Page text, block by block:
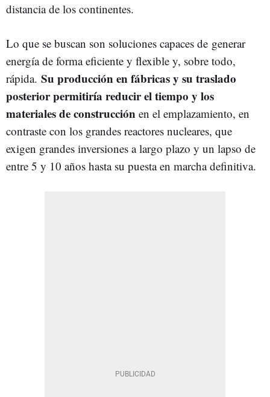
distancia de los continentes.
Lo que se buscan son soluciones capaces de generar
energía de forma eficiente y flexible y, sobre todo,
rápida. Su producción en fábricas y su traslado
posterior permitiría reducir el tiempo y los
materiales de construcción en el emplazamiento, en
contraste con los grandes reactores nucleares, que
exigen grandes inversiones a largo plazo y un lapso de
entre 5 y 10 años hasta su puesta en marcha definitiva.